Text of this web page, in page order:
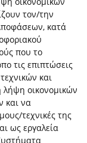
τον/την
κατά
που το
τις επιπτώσεις
και
οικονομικών
και να
τεχνικές της
ως εργαλεία